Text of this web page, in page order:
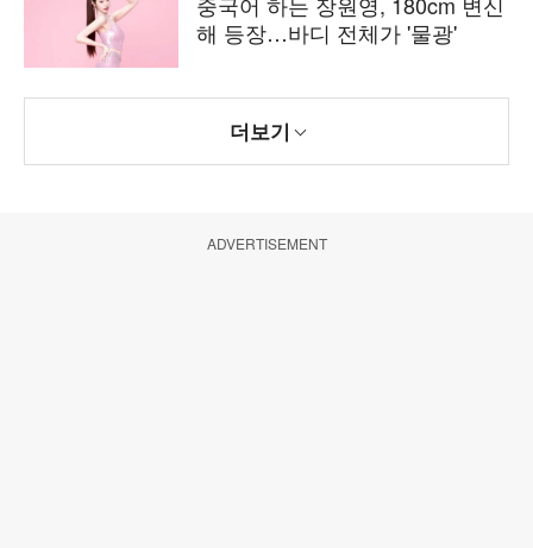
해 등장…바디 전체가 '물광'
더보기
ADVERTISEMENT